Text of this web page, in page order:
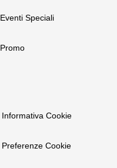
Eventi Speciali
Promo
Informativa Cookie
Preferenze Cookie